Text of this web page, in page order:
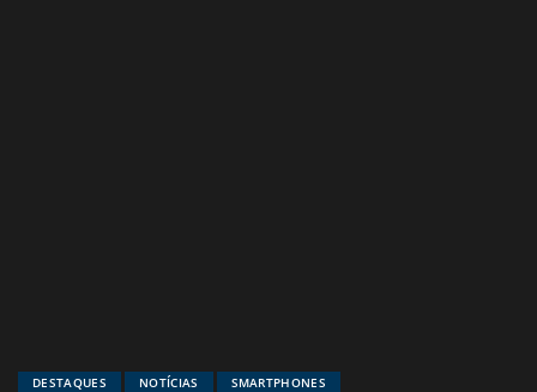
DESTAQUES NOTÍCIAS SMARTPHONES